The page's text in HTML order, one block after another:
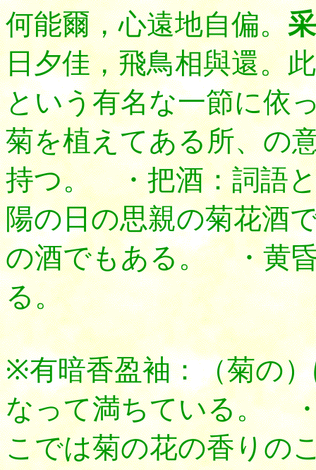
何能爾，心遠地自偏。
日夕佳，飛鳥相與還。
という有名な一節に依
菊を植えてある所、の
持つ。 ・把酒：詞語
陽の日の思親の菊花酒
の酒でもある。 ・黄
る。
※有暗香盈袖：（菊の
なって満ちている。
こでは菊の花の香りの